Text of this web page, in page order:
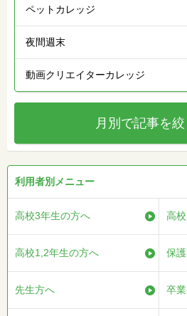
ペットカレッジ
夜間週末
動画クリエイターカレッジ
月別で記事を
利用者別メニュー
高校3年生の方へ 高
高校1,2年生の方へ 保
先生方へ 卒